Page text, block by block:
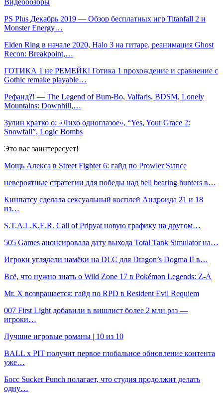
PS Plus Декабрь 2019 — Обзор бесплатных игр Titanfall 2 и
Monster Energy…
Elden Ring в начале 2020, Halo 3 на гитаре, реанимация Ghost
Recon: Breakpoint,…
ГОТИКА 1 не РЕМЕЙК! Готика 1 прохождение и сравнение с
Gothic remake playable…
Рефанд?! — The Legend of Bum-Bo, Valfaris, BDSM, Lonely
Mountains: Downhill,…
Зулин кратко о: «Лихо одноглазое», “Yes, Your Grace 2:
Snowfall”, Logic Bombs
Это вас заинтересует!
Мощь Алекса в Street Fighter 6: гайд по Prowler Stance
невероятные стратегии для победы над bell bearing hunters в…
Кинпатсу сделала сексуальный косплей Андроида 21 и 18
из…
S.T.A.L.K.E.R. Call of Pripyat новую графику на другом…
505 Games анонсировала дату выхода Total Tank Simulator на…
Игроки углядели намёки на DLC для Dragon’s Dogma II в…
Всё, что нужно знать о Wild Zone 17 в Pokémon Legends: Z-A
Mr. X возвращается: гайд по RPD в Resident Evil Requiem
007 First Light добавили в вишлист более 2 млн раз —
игроки…
Лучшие игровые романы | 10 из 10
BALL x PIT получит первое глобальное обновление контента
уже…
Босс Sucker Punch полагает, что студия продолжит делать
одну…